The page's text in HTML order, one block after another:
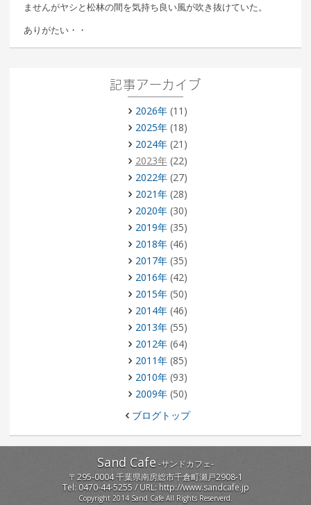
ませんがヤシと松林の間を気持ち良い風が吹き抜けていた。
ありがたい・・
記事アーカイブ
2026年(11)
2025年(18)
2024年(21)
2023年(22)
2022年(27)
2021年(28)
2020年(30)
2019年(35)
2018年(46)
2017年(35)
2016年(42)
2015年(50)
2014年(46)
2013年(55)
2012年(64)
2011年(85)
2010年(93)
2009年(50)
ブログトップ
Sand Cafe-サンドカフェ-
〒295-0004 千葉県南房総市千倉町瀬戸2908-1
Tel: 0470-44-5255 / URL: http://www.sandcafe.jp
Copyright 2014 Sand Cafe All Rights Reserverd.